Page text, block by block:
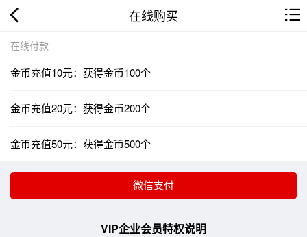
在线购买
在线付款
金币充值10元：获得金币100个
金币充值20元：获得金币200个
金币充值50元：获得金币500个
VIP企业会员特权说明